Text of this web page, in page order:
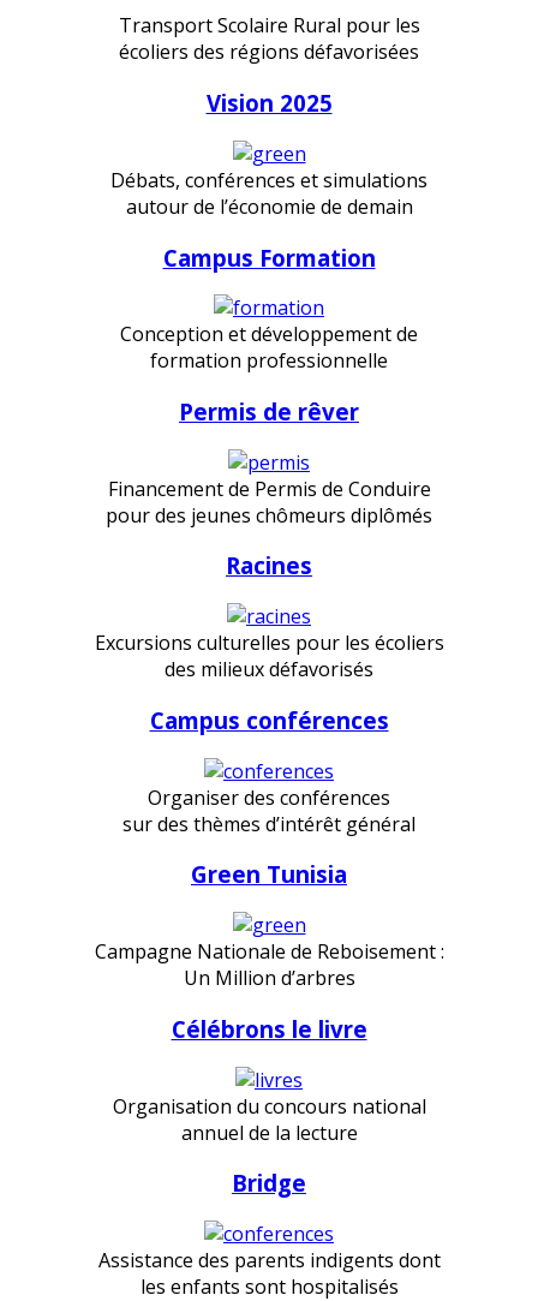
Transport Scolaire Rural pour les
écoliers des régions défavorisées
Vision 2025
Débats, conférences et simulations
autour de l’économie de demain
Campus Formation
Conception et développement de
formation professionnelle
Permis de rêver
Financement de Permis de Conduire
pour des jeunes chômeurs diplômés
Racines
Excursions culturelles pour les écoliers
des milieux défavorisés
Campus conférences
Organiser des conférences
sur des thèmes d’intérêt général
Green Tunisia
Campagne Nationale de Reboisement :
Un Million d’arbres
Célébrons le livre
Organisation du concours national
annuel de la lecture
Bridge
Assistance des parents indigents dont
les enfants sont hospitalisés